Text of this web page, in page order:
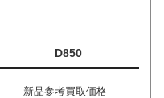
D850
新品参考買取価格